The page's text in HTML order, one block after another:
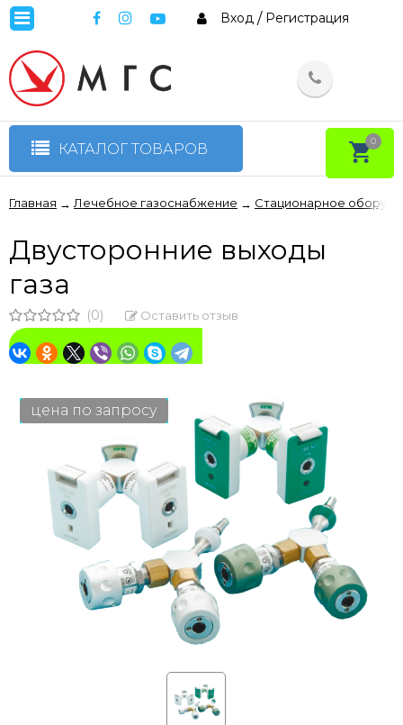
Вход / Регистрация
КАТАЛОГ ТОВАРОВ 0
Главная → Лечебное газоснабжение → Стационарное
Двусторонние выходы
газа
(0) Оставить отзыв
цена по запросу